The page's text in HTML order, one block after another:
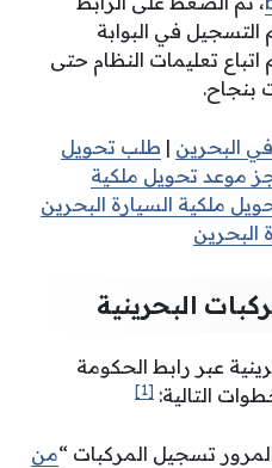
في البوابة
تعليمات النظام حتى
بنجاح.
البحرين | طلب تحويل
موعد تحويل ملكية
ملكية السيارة البحرين
البحرين
البحرينية
عبر رابط الحكومة
التالية: [1]
تسجيل المركبات “من